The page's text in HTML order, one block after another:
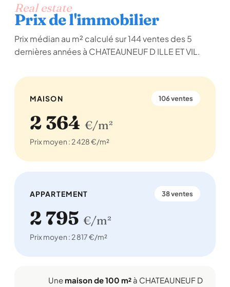
Real estate
Prix de l'immobilier
Prix médian au m² calculé sur 144 ventes des 5
dernières années à CHATEAUNEUF D ILLE ET VIL.
MAISON 106 ventes
2 364 €/m²
Prix moyen : 2 428 €/m²
APPARTEMENT 38 ventes
2 795 €/m²
Prix moyen : 2 817 €/m²
Une maison de 100 m² à CHATEAUNEUF D